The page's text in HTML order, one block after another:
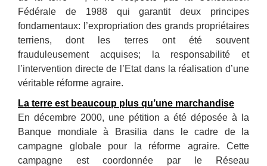
Fédérale de 1988 qui garantit deux principes
fondamentaux: l’expropriation des grands propriétaires
terriens, dont les terres ont été souvent
frauduleusement acquises; la responsabilité et
l’intervention directe de l’Etat dans la réalisation d’une
véritable réforme agraire.
La terre est beaucoup plus qu’une marchandise
En décembre 2000, une pétition a été déposée à la
Banque mondiale à Brasilia dans le cadre de la
campagne globale pour la réforme agraire. Cette
campagne est coordonnée par le Réseau